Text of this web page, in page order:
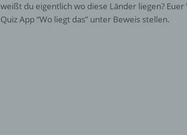
weißt du eigentlich wo diese Länder liegen?
Quiz App “Wo liegt das” unter Beweis stellen.